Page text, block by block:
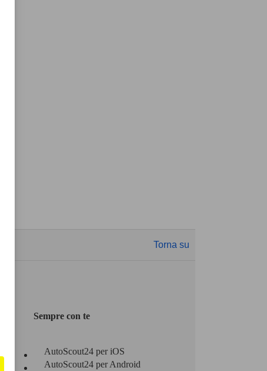
Torna su
Sempre con te
AutoScout24 per iOS
AutoScout24 per Android